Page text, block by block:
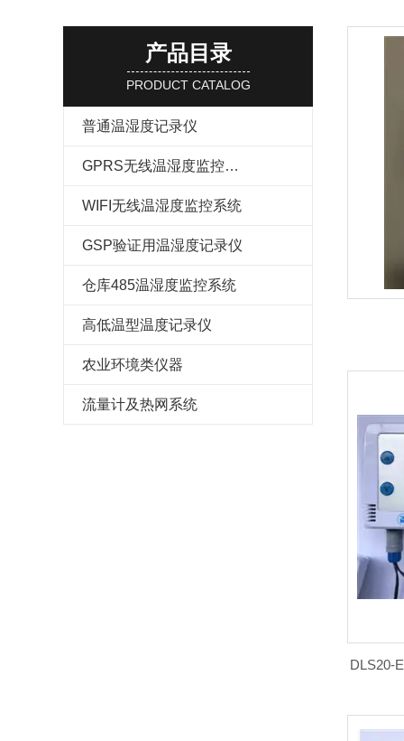
产品目录
PRODUCT CATALOG
普通温湿度记录仪
GPRS无线温湿度监控系统
WIFI无线温湿度监控系统
GSP验证用温湿度记录仪
仓库485温湿度监控系统
高低温型温度记录仪
农业环境类仪器
流量计及热网系统